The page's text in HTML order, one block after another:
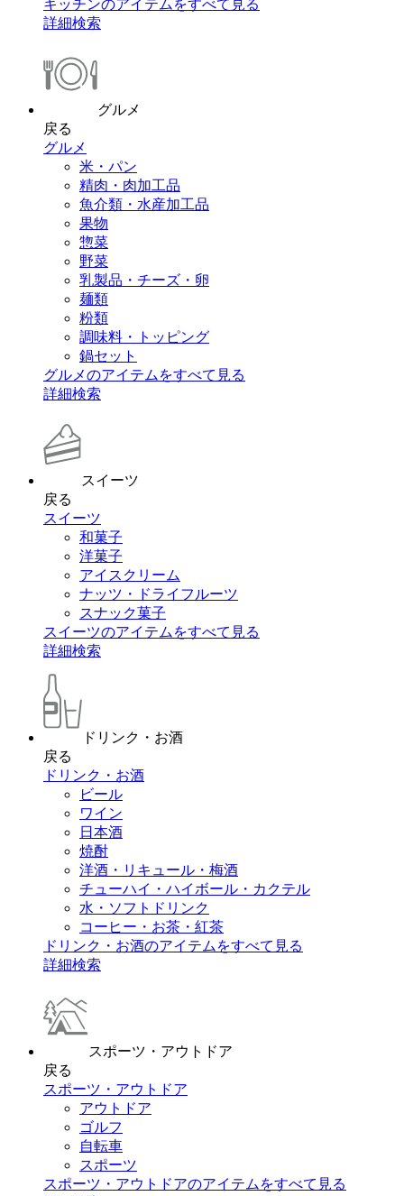
キッチンのアイテムをすべて見る
詳細検索
グルメ
戻る
グルメ
米・パン
精肉・肉加工品
魚介類・水産加工品
果物
惣菜
野菜
乳製品・チーズ・卵
麺類
粉類
調味料・トッピング
鍋セット
グルメのアイテムをすべて見る
詳細検索
スイーツ
戻る
スイーツ
和菓子
洋菓子
アイスクリーム
ナッツ・ドライフルーツ
スナック菓子
スイーツのアイテムをすべて見る
詳細検索
ドリンク・お酒
戻る
ドリンク・お酒
ビール
ワイン
日本酒
焼酎
洋酒・リキュール・梅酒
チューハイ・ハイボール・カクテル
水・ソフトドリンク
コーヒー・お茶・紅茶
ドリンク・お酒のアイテムをすべて見る
詳細検索
スポーツ・アウトドア
戻る
スポーツ・アウトドア
アウトドア
ゴルフ
自転車
スポーツ
スポーツ・アウトドアのアイテムをすべて見る